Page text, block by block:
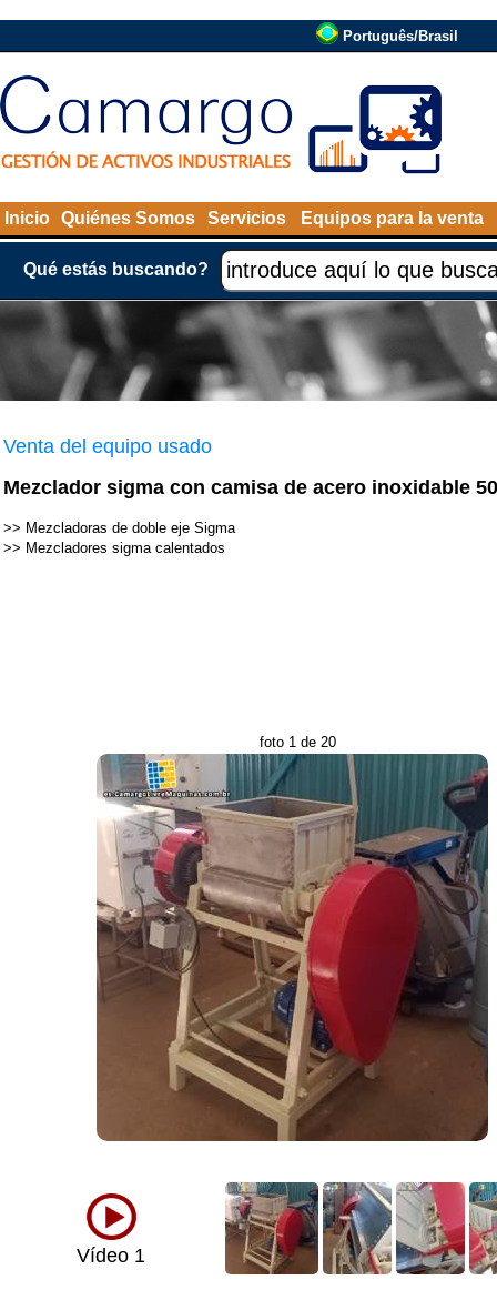
Português/Brasil
Inicio Quiénes Somos Servicios Equipos para la venta
Qué estás buscando?
Venta del equipo usado
Mezclador sigma con camisa de acero inoxidable
>> Mezcladoras de doble eje Sigma
>> Mezcladores sigma calentados
foto 1 de 20
Vídeo 1